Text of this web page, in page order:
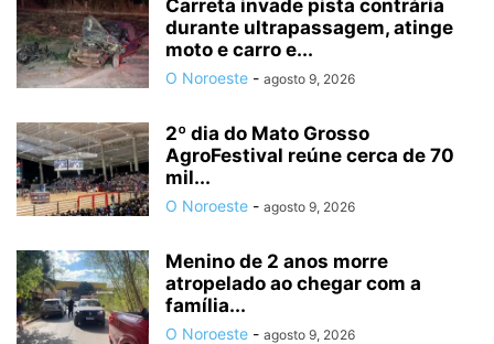
Carreta invade pista contrária
durante ultrapassagem, atinge
moto e carro e...
O Noroeste - agosto 9, 2026
2º dia do Mato Grosso
AgroFestival reúne cerca de 70
mil...
O Noroeste - agosto 9, 2026
Menino de 2 anos morre
atropelado ao chegar com a
família...
O Noroeste - agosto 9, 2026